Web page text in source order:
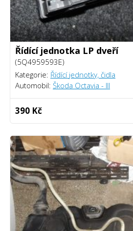
Řídící jednotka LP dveří
(5Q4959593E)
Kategorie: Řídící jednotky, čidla
Automobil: Škoda Octavia - III
390 Kč